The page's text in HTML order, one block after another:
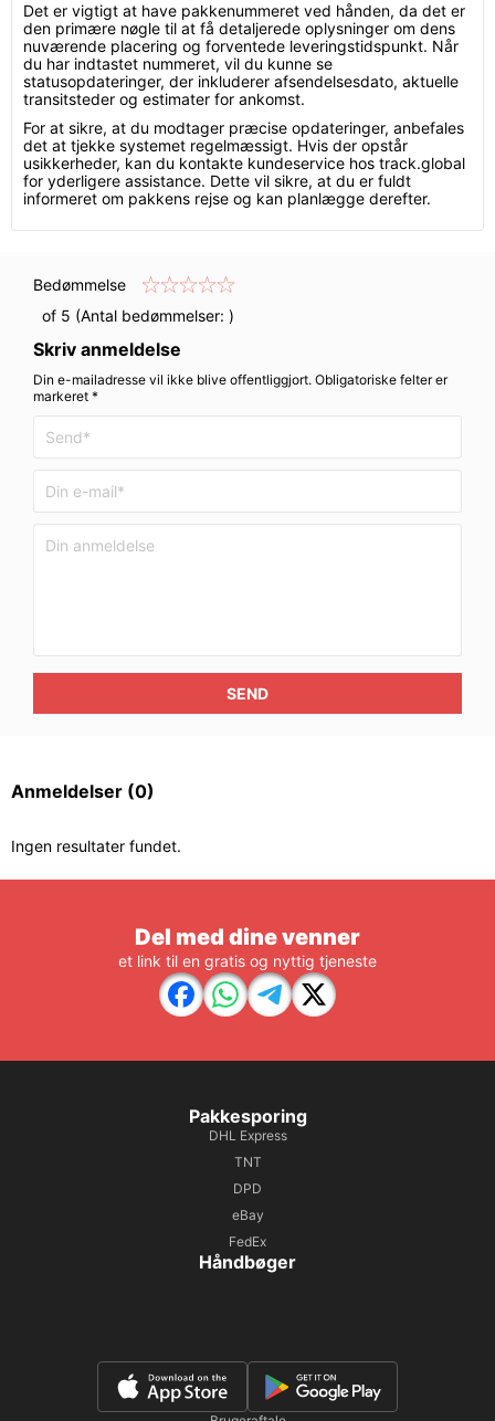
Det er vigtigt at have pakkenummeret ved hånden, da det er
den primære nøgle til at få detaljerede oplysninger om dens
nuværende placering og forventede leveringstidspunkt. Når
du har indtastet nummeret, vil du kunne se
statusopdateringer, der inkluderer afsendelsesdato, aktuelle
transitsteder og estimater for ankomst.
For at sikre, at du modtager præcise opdateringer, anbefales
det at tjekke systemet regelmæssigt. Hvis der opstår
usikkerheder, kan du kontakte kundeservice hos track.global
for yderligere assistance. Dette vil sikre, at du er fuldt
informeret om pakkens rejse og kan planlægge derefter.
Bedømmelse
of 5 (Antal bedømmelser: )
Skriv anmeldelse
Din e-mailadresse vil ikke blive offentliggjort. Obligatoriske felter er
markeret *
SEND
Anmeldelser (0)
Ingen resultater fundet.
Del med dine venner
et link til en gratis og nyttig tjeneste
Pakkesporing
DHL Express
TNT
DPD
eBay
FedEx
Håndbøger